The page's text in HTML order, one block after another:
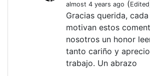
almost 4 years ago (Edited
Gracias querida,
motivan estos
nosotros un honor
tanto cariño y
trabajo. Un abrazo